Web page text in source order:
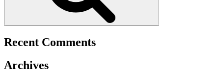
Recent Comments
Archives